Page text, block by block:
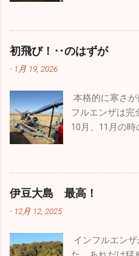
見学しました
学以外でも色々
めてでクルー
した。公にでき
ますが、内部の
ちゃくちゃ気
好きな飛行機と
で本当に至福
ぎて普通に生活
マンスを上...
型犬、小型犬
「リリィ」は疲
ンビリ、ゆった
ースで日向ぼっ
の大手術をした
リリィに勝る
由に動き回って
歩でもこれだ
は皆さんにと
本年もどうぞよ
行していまし
います。年末ま
この１週間は
ほど出たのでや
はどのように
ぶりに１週間
と九州旅行をし
司に向かいま
なんか楽しくて
レストラン・カ
その規模は小
初飛び！‥のはずが
- 1月 19, 2026
本格的に寒さ
フルエンザは完
10月、11月の時
増えています
っているのが感
患者さんが来
「手洗い」「う
初飛びのため
伊豆大島 最高！
- 12月 12, 2025
インフルエン